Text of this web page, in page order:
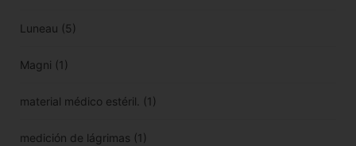
Luneau (5)
Magni (1)
material médico estéril. (1)
medición de lágrimas (1)